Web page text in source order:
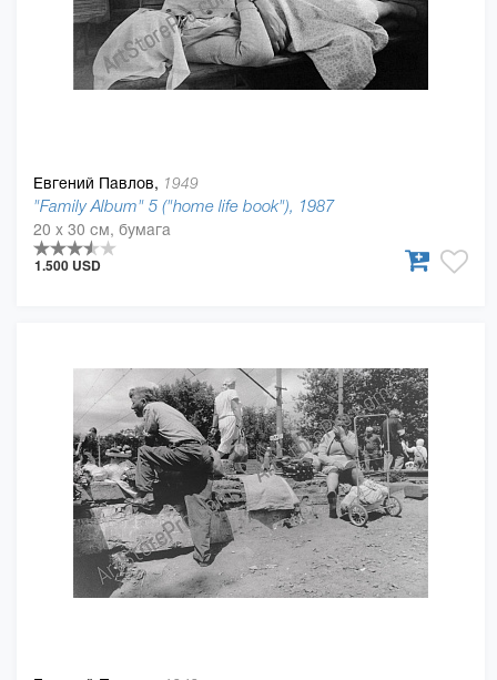
Евгений Павлов, 1949
"Family Album" 5 ("home life book"), 1987
20 x 30 см, бумага
1.500 USD